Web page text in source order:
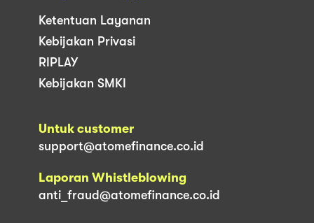
Ketentuan Layanan
Kebijakan Privasi
RIPLAY
Kebijakan SMKI
Untuk customer
support@atomefinance.co.id
Laporan Whistleblowing
anti_fraud@atomefinance.co.id